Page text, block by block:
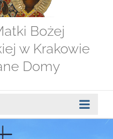
Bożej
w Krakowie
Domy